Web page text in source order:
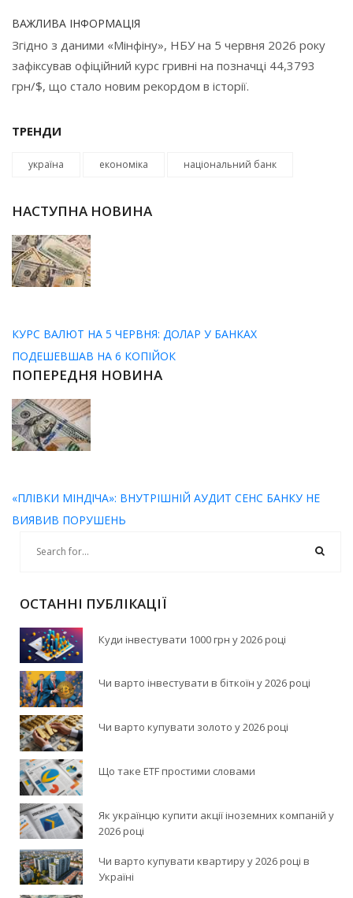
ВАЖЛИВА ІНФОРМАЦІЯ
Згідно з даними «Мінфіну», НБУ на 5 червня 2026 року
зафіксував офіційний курс гривні на позначці 44,3793
грн/$, що стало новим рекордом в історії.
ТРЕНДИ
україна економіка національний банк
НАСТУПНА НОВИНА
КУРС ВАЛЮТ НА 5 ЧЕРВНЯ: ДОЛАР У БАНКАХ
ПОДЕШЕВШАВ НА 6 КОПІЙОК
ПОПЕРЕДНЯ НОВИНА
«ПЛІВКИ МІНДІЧА»: ВНУТРІШНІЙ АУДИТ СЕНС БАНКУ НЕ
ВИЯВИВ ПОРУШЕНЬ
ОСТАННІ ПУБЛІКАЦІЇ
Куди інвестувати 1000 грн у 2026 році
Чи варто інвестувати в біткоїн у 2026 році
Чи варто купувати золото у 2026 році
Що таке ETF простими словами
Як українцю купити акції іноземних компаній у
2026 році
Чи варто купувати квартиру у 2026 році в
Україні